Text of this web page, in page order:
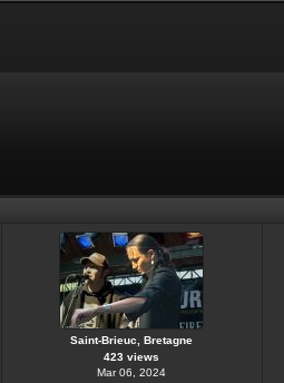
Saint-Brieuc, Bretagne
423 views
Mar 06, 2024